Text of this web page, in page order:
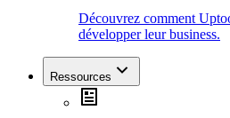
Découvrez comment
développer leur business.
Ressources